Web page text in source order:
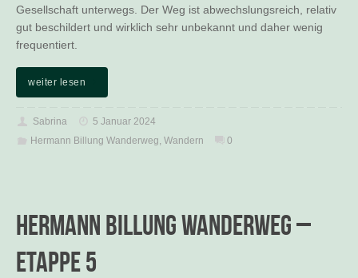
Gesellschaft unterwegs. Der Weg ist abwechslungsreich, relativ
gut beschildert und wirklich sehr unbekannt und daher wenig
frequentiert.
weiter lesen
Sabrina
5 Januar 2024
Hermann Billung Wanderweg, Wandern 0
Hermann Billung Wanderweg –
Etappe 5